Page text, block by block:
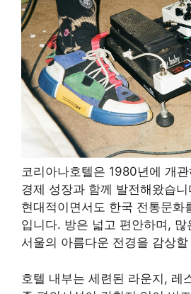
코리아나호텔은 1980년에 개
경제 성장과 함께 발전해왔습
현대적이면서도 한국 전통문화
입니다. 방은 넓고 편안하며,
서울의 아름다운 전경을 감상
호텔 내부는 세련된 라운지, 레